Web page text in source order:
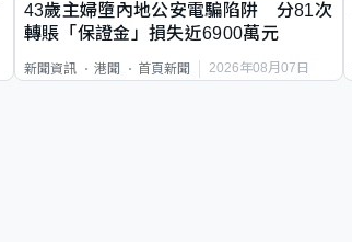
43歲主婦墮內地公安電騙陷阱 分81次
轉賬「保證金」損失近6900萬元
新聞資訊 港聞 首頁新聞 2026年08月07日